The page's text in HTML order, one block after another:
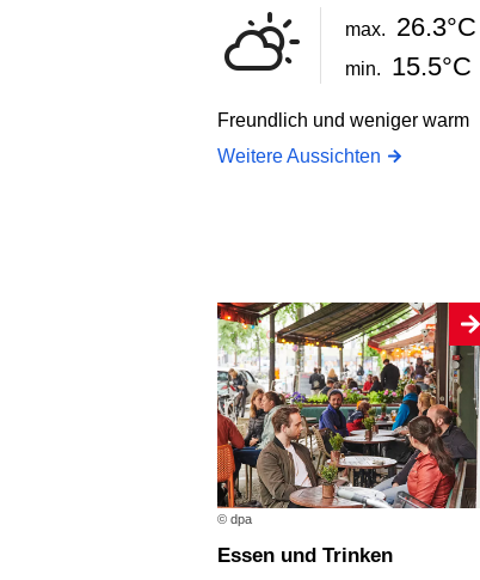
max. 26.3°C
min. 15.5°C
Freundlich und weniger warm
Weitere Aussichten
© dpa
Essen und Trinken